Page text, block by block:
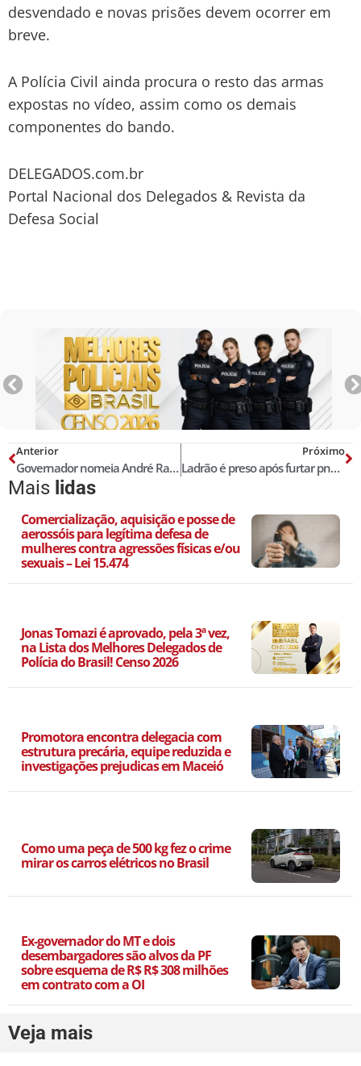
desvendado e novas prisões devem ocorrer em
breve.
A Polícia Civil ainda procura o resto das armas
expostas no vídeo, assim como os demais
componentes do bando.
DELEGADOS.com.br
Portal Nacional dos Delegados & Revista da
Defesa Social
Anterior
Governador nomeia André Rabelo como novo Delegado Geral da Polícia Civil da Paraíba
Próximo
Ladrão é preso após furtar pneu de viatura da PM; veja o vídeo!
Mais lidas
Comercialização, aquisição e posse de
aerossóis para legítima defesa de
mulheres contra agressões físicas e/ou
sexuais – Lei 15.474
Jonas Tomazi é aprovado, pela 3ª vez,
na Lista dos Melhores Delegados de
Polícia do Brasil! Censo 2026
Promotora encontra delegacia com
estrutura precária, equipe reduzida e
investigações prejudicas em Maceió
Como uma peça de 500 kg fez o crime
mirar os carros elétricos no Brasil
Ex-governador do MT e dois
desembargadores são alvos da PF
sobre esquema de R$ R$ 308 milhões
em contrato com a OI
Veja mais